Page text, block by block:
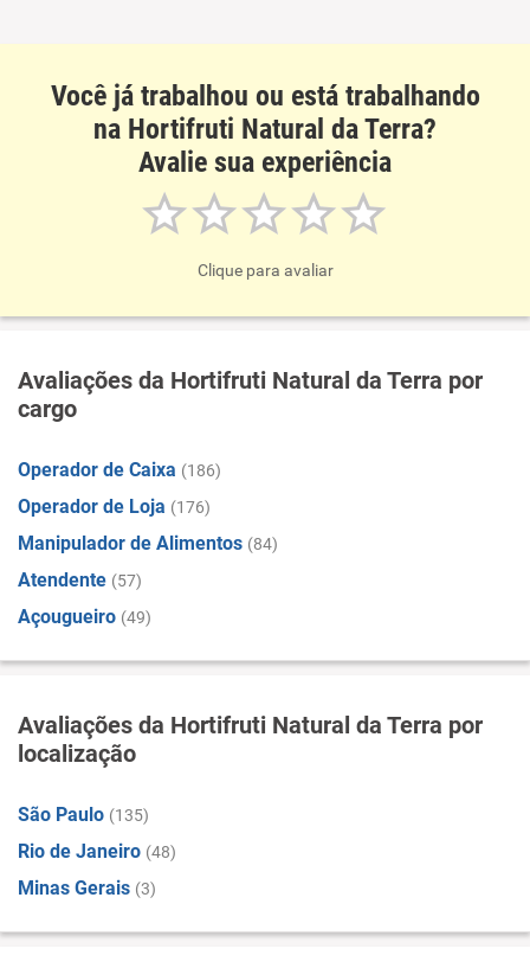
Você já trabalhou ou está trabalhando
na Hortifruti Natural da Terra?
Avalie sua experiência
Clique para avaliar
Avaliações da Hortifruti Natural da Terra por
cargo
Operador de Caixa (186)
Operador de Loja (176)
Manipulador de Alimentos (84)
Atendente (57)
Açougueiro (49)
Avaliações da Hortifruti Natural da Terra por
localização
São Paulo (135)
Rio de Janeiro (48)
Minas Gerais (3)